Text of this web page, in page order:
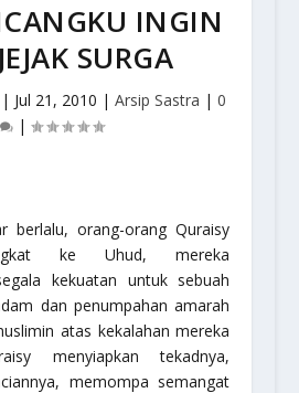
INGIN
SURGA
| Jul 21, 2010 |Arsip Sastra |0
|
berlalu, orang-orang Quraisy
ke Uhud, mereka
kekuatan untuk sebuah
dan penumpahan amarah
atas kekalahan mereka
menyiapkan tekadnya,
memompa semangat